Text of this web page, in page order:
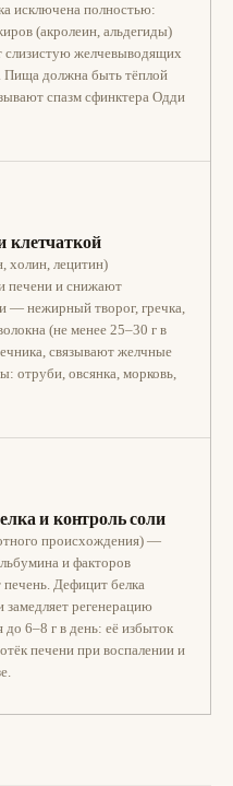
исключена полностью:
(акролеин, альдегиды)
слизистую желчевыводящих
Пища должна быть тёплой
спазм сфинктера Одди
клетчаткой
холин, лецитин)
печени и снижают
— нежирный творог, гречка,
(не менее 25–30 г в
связывают желчные
отруби, овсянка, морковь,
и контроль соли
происхождения) —
и факторов
Дефицит белка
регенерацию
до 6–8 г в день: её избыток
печени при воспалении и